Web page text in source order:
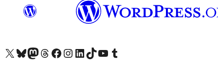
X (eski Twitter) hesabımıza bakın
Bluesky hesabımızı ziyaret edinMastodon hesabımızı ziyaret edinThreads hesabımızı ziyaret edinFacebook sayfamızı ziyaret edinInstagram hesabımızı ziyaret edinLinkedIn hesabımızı ziyaret edinTikTok hesabımızı ziyaret edinYouTube kanalımızı ziyaret edinTumblr hesabımızı ziyaret edin